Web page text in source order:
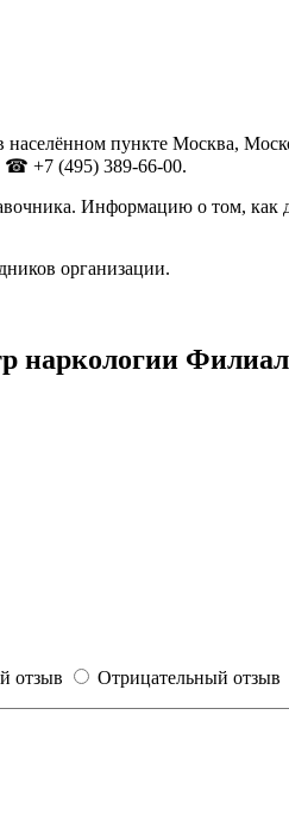
пункте Москва,
☎ +7 (495) 389-66-00.
Информацию о том, как
организации.
наркологии
отзыв Отрицательный отзыв